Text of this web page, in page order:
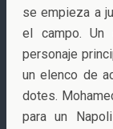
se empieza a
el campo. Un
personaje
un elenco de
dotes.
para un